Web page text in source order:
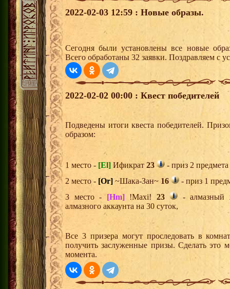
2022-02-03 12:59 : Новые образы.
Сегодня были установлены все новые
Всего обработаны 32 заявки. Поздравляем с
2022-02-02 00:00 : Квест победителей
Подведены итоги квеста победителей.
образом:
1 место - [El] Ификрат 23
- приз 2
2 место - [Or] ~Шака-Зан~ 16
- приз 1
3 место - [Hm]!Maxi! 23
- алмазный
алмазного аккаунта на 30 суток,
Все 3 призера могут проследовать в
получить заслуженные призы. Сделать это
момента.